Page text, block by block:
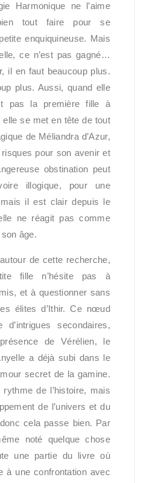
Harmonique ne l’aime
tout faire pour se
enquiquineuse. Mais
ce n’est pas gagné…
il en faut beaucoup plus.
plus. Aussi, quand elle
pas la première fille à
elle se met en tête de tout
de Méliandra d’Azur,
pour son avenir et
obstination peut
illogique, pour une
il est clair depuis le
ne réagit pas comme
âge.
de cette recherche,
fille n’hésite pas à
et à questionner sans
élites d’Ithir. Ce nœud
d’intrigues secondaires,
de Vérélien, le
a déjà subi dans le
secret de la gamine.
de l’histoire, mais
de l’univers et du
cela passe bien. Par
noté quelque chose
une partie du livre où
à une confrontation avec